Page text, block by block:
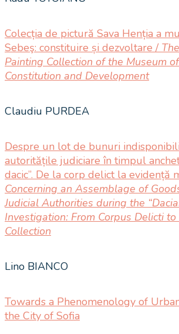
Colecția de pictură Sava Henția a
Sebeş: constituire și dezvoltare /
Painting Collection of the Museum
Constitution and Development
Claudiu PURDEA
Despre un lot de bunuri
autoritățile judiciare în timpul
dacic”. De la corp delict la evidență
Concerning an Assemblage of
Judicial Authorities during the
Investigation: From Corpus Delicti
Collection
Lino BIANCO
Towards a Phenomenology of
the City of Sofia